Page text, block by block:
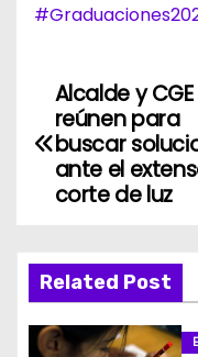
N
a
g
a
Alcalde y
reúnen para
buscar
ante el
corte de luz
Related Post